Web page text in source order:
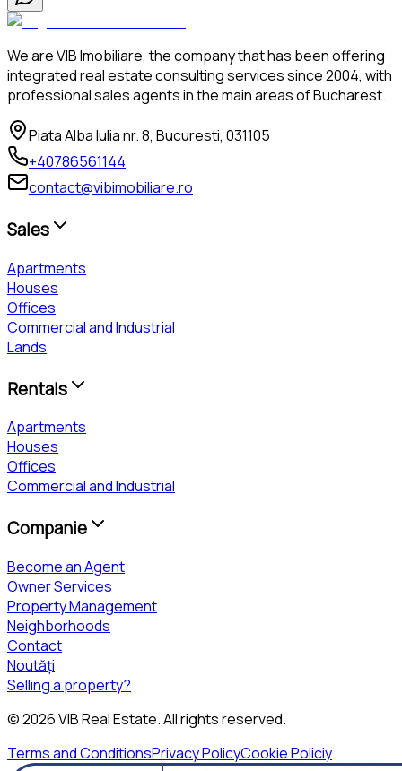
We are VIB Imobiliare, the company that has been offering
integrated real estate consulting services since 2004, with
professional sales agents in the main areas of Bucharest.
Piata Alba Iulia nr. 8, Bucuresti, 031105
+40786561144
contact@vibimobiliare.ro
Sales
Apartments
Houses
Offices
Commercial and Industrial
Lands
Rentals
Apartments
Houses
Offices
Commercial and Industrial
Companie
Become an Agent
Owner Services
Property Management
Neighborhoods
Contact
Noutăți
Selling a property?
©2026VIB Real Estate. All rights reserved.
Terms and ConditionsPrivacy PolicyCookie Policiy